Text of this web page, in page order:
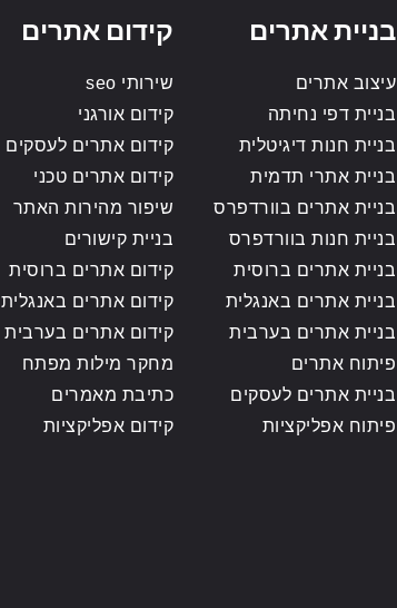
בניית אתרים
עיצוב אתרים
בניית דפי נחיתה
בניית חנות דיגיטלית
בניית אתרי תדמית
בניית אתרים בוורדפרס
בניית חנות בוורדפרס
בניית אתרים ברוסית
בניית אתרים באנגלית
בניית אתרים בערבית
פיתוח אתרים
בניית אתרים לעסקים
פיתוח אפליקציות
קידום אתרים
שירותי seo
קידום אורגני
קידום אתרים לעסקים
קידום אתרים טכני
שיפור מהירות האתר
בניית קישורים
קידום אתרים ברוסית
קידום אתרים באנגלית
קידום אתרים בערבית
מחקר מילות מפתח
כתיבת מאמרים
קידום אפליקציות